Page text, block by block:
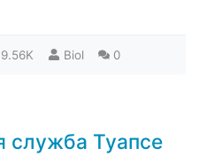
9.56K Biol 0
служба Туапсе